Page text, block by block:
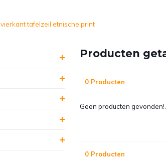
vierkant tafelzeil etnische print
Producten
0 Producten
Geen producten gevonden!...
0 Producten